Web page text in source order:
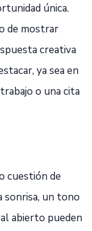
única.
de mostrar
creativa
ya sea en
o una cita
cuestión de
sonrisa, un tono
abierto pueden